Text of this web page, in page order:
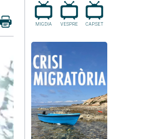
MIGDIA VESPRE CAP.SET